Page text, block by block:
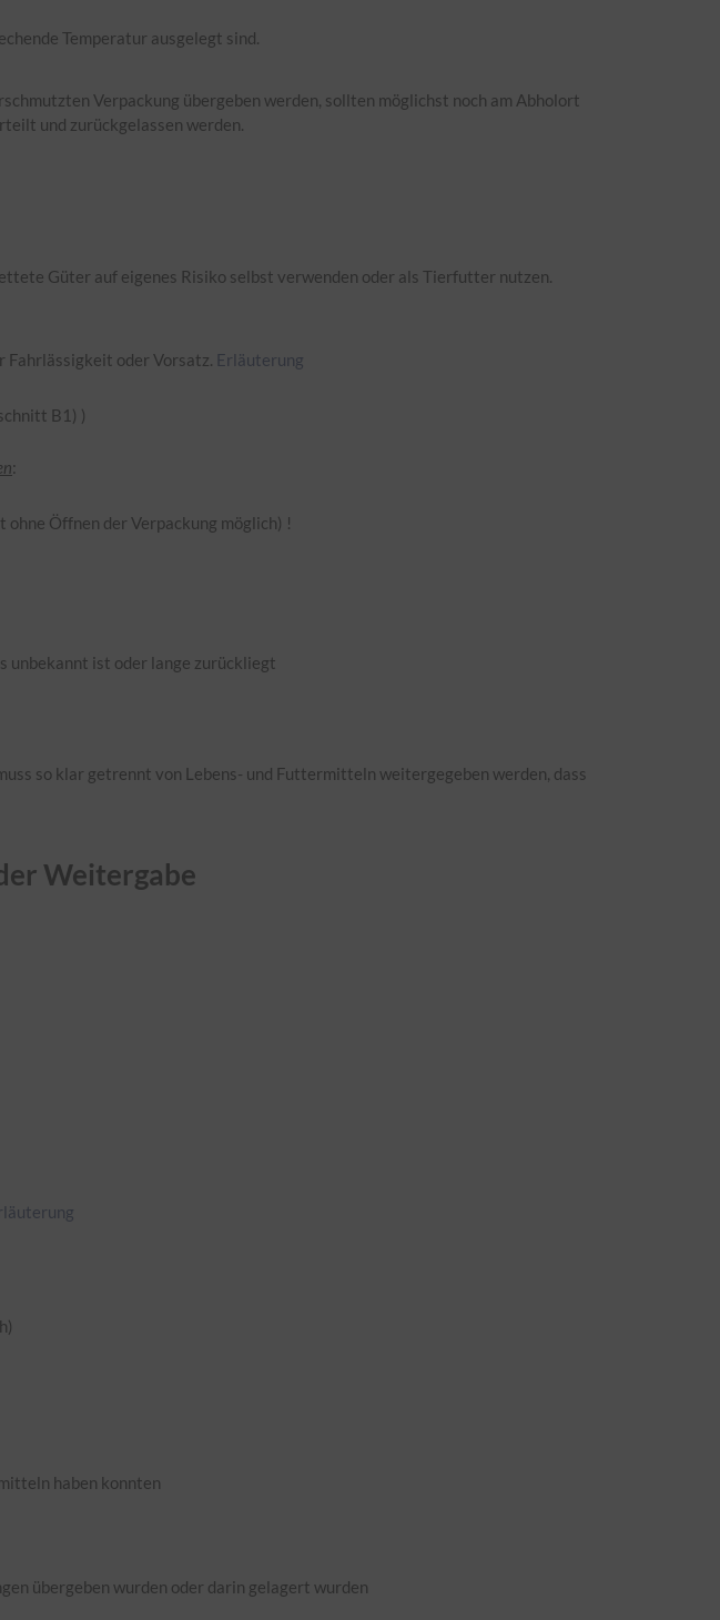
Temperatur ausgelegt sind.
Verpackung übergeben werden, sollten möglichst noch am Abholort
und zurückgelassen werden.
Güter auf eigenes Risiko selbst verwenden oder als Tierfutter nutzen.
Fahrlässigkeit oder Vorsatz. Erläuterung
B1) )
:
ohne Öffnen der Verpackung möglich) !
unbekannt ist oder lange zurückliegt
so klar getrennt von Lebens- und Futtermitteln weitergegeben werden, dass
Weitergabe
haben konnten
übergeben wurden oder darin gelagert wurden